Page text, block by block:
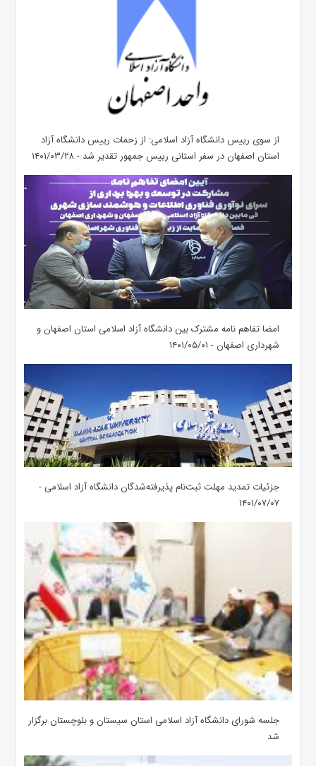
از سوی رییس دانشگاه آزاد اسلامی: از زحمات رییس دانشگاه آزاد
استان اصفهان در سفر استانی رییس جمهور تقدیر شد - ۱۴۰۱/۰۳/۲۸
امضا تفاهم نامه مشترک بین دانشگاه آزاد اسلامی استان اصفهان و
شهرداری اصفهان - ۱۴۰۱/۰۵/۰۱
جزئیات تمدید مهلت ثبت‌نام پذیرفته‌شدگان دانشگاه آزاد اسلامی -
۱۴۰۱/۰۷/۰۷
جلسه شورای دانشگاه آزاد اسلامی استان سیستان و بلوچستان برگزار
شد